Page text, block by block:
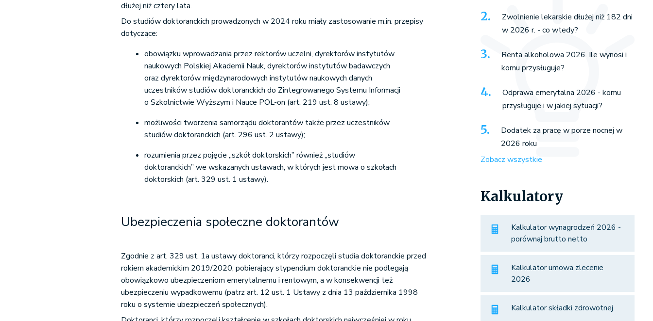
dłużej niż cztery lata.
Do studiów doktoranckich prowadzonych w 2024 roku miały zastosowanie m.in. przepisy
dotyczące:
obowiązku wprowadzania przez rektorów uczelni, dyrektorów instytutów
naukowych Polskiej Akademii Nauk, dyrektorów instytutów badawczych
oraz dyrektorów międzynarodowych instytutów naukowych danych
uczestników studiów doktoranckich do Zintegrowanego Systemu Informacji
o Szkolnictwie Wyższym i Nauce POL-on (art. 219 ust. 8 ustawy);
możliwości tworzenia samorządu doktorantów także przez uczestników
studiów doktoranckich (art. 296 ust. 2 ustawy);
rozumienia przez pojęcie „szkół doktorskich” również „studiów
doktoranckich” we wskazanych ustawach, w których jest mowa o szkołach
doktorskich (art. 329 ust. 1 ustawy).
Ubezpieczenia społeczne doktorantów
Zgodnie z art. 329 ust. 1a ustawy doktoranci, którzy rozpoczęli studia doktoranckie przed
rokiem akademickim 2019/2020, pobierający stypendium doktoranckie nie podlegają
obowiązkowo ubezpieczeniom emerytalnemu i rentowym, a w konsekwencji też
ubezpieczeniu wypadkowemu (patrz art. 12 ust. 1 Ustawy z dnia 13 października 1998
roku o systemie ubezpieczeń społecznych).
Zwolnienie lekarskie dłużej niż 182 dni
w 2026 r. - co wtedy?
Renta alkoholowa 2026. Ile wynosi i
komu przysługuje?
Odprawa emerytalna 2026 - komu
przysługuje i w jakiej sytuacji?
Dodatek za pracę w porze nocnej w
2026 roku
Zobacz wszystkie
Kalkulatory
Kalkulator wynagrodzeń 2026 -
porównaj brutto netto
Kalkulator umowa zlecenie
2026
Kalkulator składki zdrowotnej